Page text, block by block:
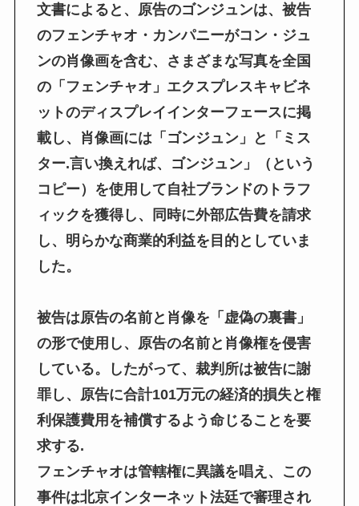
文書によると、原告のゴンジュンは、被告
のフェンチャオ・カンパニーがコン・ジュ
ンの肖像画を含む、さまざまな写真を全国
の「フェンチャオ」エクスプレスキャビネ
ットのディスプレイインターフェースに掲
載し、肖像画には「ゴンジュン」と「ミス
ター.言い換えれば、ゴンジュン」（という
コピー）を使用して自社ブランドのトラフ
ィックを獲得し、同時に外部広告費を請求
し、明らかな商業的利益を目的としていま
した。
被告は原告の名前と肖像を「虚偽の裏書」
の形で使用し、原告の名前と肖像権を侵害
している。したがって、裁判所は被告に謝
罪し、原告に合計101万元の経済的損失と権
利保護費用を補償するよう命じることを要
求する.
フェンチャオは管轄権に異議を唱え、この
事件は北京インターネット法廷で審理され